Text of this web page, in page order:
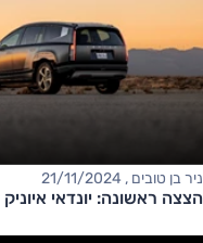
ניר בן טובים , 21/11/2024
הצצה ראשונה: יונדאי איוניק 9